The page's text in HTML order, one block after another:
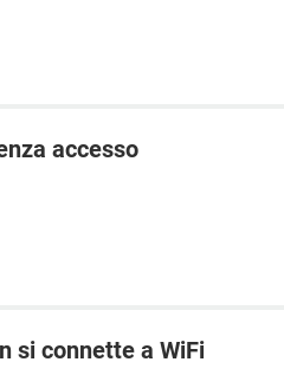
accesso
si connette a WiFi